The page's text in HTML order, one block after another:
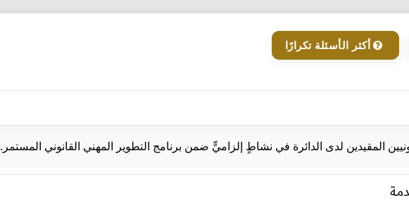
أكثر الأسئلة تكرارًا
المقيدين لدى الدائرة في نشاطٍ إلزاميٍّ ضمن برنامج التطوير المهني القانوني المستمر.